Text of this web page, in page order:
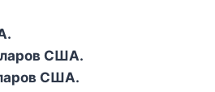
США.
США.